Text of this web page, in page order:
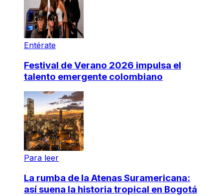
Entérate
Festival de Verano 2026 impulsa el
talento emergente colombiano
Para leer
La rumba de la Atenas Suramericana:
así suena la historia tropical en Bogotá